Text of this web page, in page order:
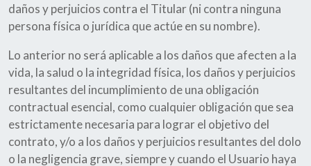
daños y perjuicios contra el Titular (ni contra ninguna
persona física o jurídica que actúe en su nombre).
Lo anterior no será aplicable a los daños que afecten a la
vida, la salud o la integridad física, los daños y perjuicios
resultantes del incumplimiento de una obligación
contractual esencial, como cualquier obligación que sea
estrictamente necesaria para lograr el objetivo del
contrato, y/o a los daños y perjuicios resultantes del dolo
o la negligencia grave, siempre y cuando el Usuario haya